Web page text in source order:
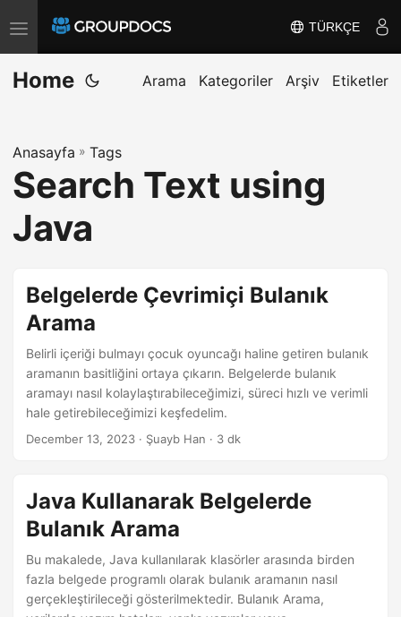
T
o
g
e
n
v
o
TÜRKÇE
Home Arama Kategoriler Arşiv Etiketler
Anasayfa » Tags
Search Text using
Java
Belgelerde Çevrimiçi Bulanık
Arama
Belirli içeriği bulmayı çocuk oyuncağı haline getiren bulanık
aramanın basitliğini ortaya çıkarın. Belgelerde bulanık
aramayı nasıl kolaylaştırabileceğimizi, süreci hızlı ve verimli
hale getirebileceğimizi keşfedelim.
December 13, 2023 · Şuayb Han · 3 dk
Java Kullanarak Belgelerde
Bulanık Arama
Bu makalede, Java kullanılarak klasörler arasında birden
fazla belgede programlı olarak bulanık aramanın nasıl
gerçekleştirileceği gösterilmektedir. Bulanık Arama,